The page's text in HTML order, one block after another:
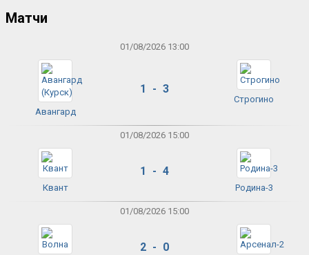
Матчи
01/08/2026 13:00
Авангард
1 - 3
Строгино
01/08/2026 15:00
Квант
1 - 4
Родина-3
01/08/2026 15:00
2 - 0